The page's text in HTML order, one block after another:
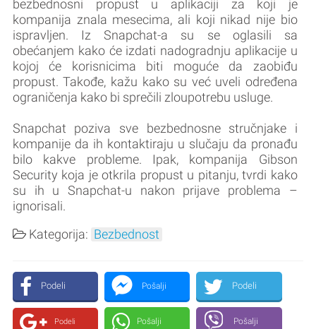
bezbednosni propust u aplikaciji za koji je
kompanija znala mesecima, ali koji nikad nije bio
ispravljen. Iz Snapchat-a su se oglasili sa
obećanjem kako će izdati nadogradnju aplikacije u
kojoj će korisnicima biti moguće da zaobiđu
propust. Takođe, kažu kako su već uveli određena
ograničenja kako bi sprečili zloupotrebu usluge.
Snapchat poziva sve bezbednosne stručnjake i
kompanije da ih kontaktiraju u slučaju da pronađu
bilo kakve probleme. Ipak, kompanija Gibson
Security koja je otkrila propust u pitanju, tvrdi kako
su ih u Snapchat-u nakon prijave problema –
ignorisali.
Kategorija: Bezbednost
Podeli Pošalji Podeli
Podeli Pošalji Pošalji